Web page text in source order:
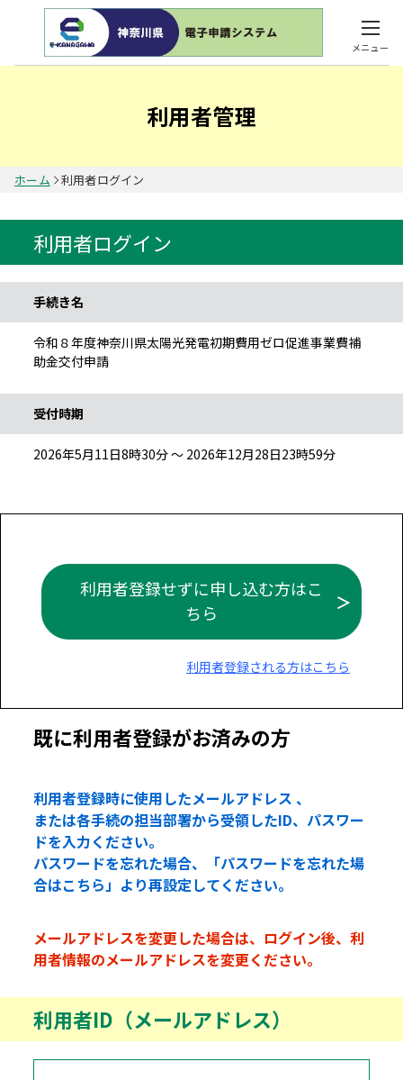
メニュー
利用者管理
ホーム 利用者ログイン
利用者ログイン
手続き名
令和８年度神奈川県太陽光発電初期費用ゼロ促進事業費補
助金交付申請
受付時期
2026年5月11日8時30分 ～ 2026年12月28日23時59分
利用者登録せずに申し込む方はこ
ちら
利用者登録される方はこちら
既に利用者登録がお済みの方
利用者登録時に使用したメールアドレス 、
または各手続の担当部署から受領したID、パスワー
ドを入力ください。
パスワードを忘れた場合、「パスワードを忘れた場
合はこちら」より再設定してください。
メールアドレスを変更した場合は、ログイン後、利
用者情報のメールアドレスを変更ください。
利用者ID（メールアドレス）